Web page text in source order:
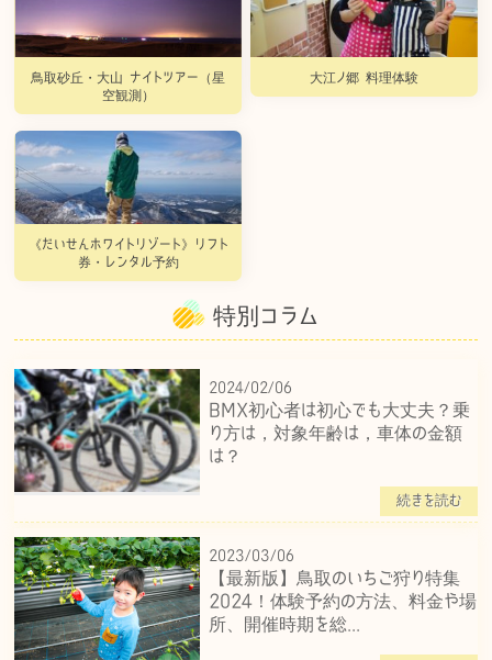
鳥取砂丘・大山 ナイトツアー（星
空観測）
大江ノ郷 料理体験
《だいせんホワイトリゾート》リフト
券・レンタル予約
特別コラム
2024/02/06
BMX初心者は初心でも大丈夫？乗
り方は，対象年齢は，車体の金額
は？
続きを読む
2023/03/06
【最新版】鳥取のいちご狩り特集
2024！体験予約の方法、料金や場
所、開催時期を総...